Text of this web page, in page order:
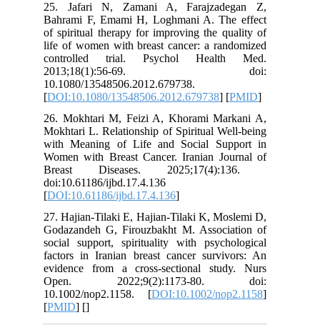
25. Jafari N, Zamani A, Farajzadegan Z,
Bahrami F, Emami H, Loghmani A. The effect
of spiritual therapy for improving the quality of
life of women with breast cancer: a randomized
controlled trial. Psychol Health Med.
2013;18(1):56-69. doi:
10.1080/13548506.2012.679738.
[DOI:10.1080/13548506.2012.679738] [PMID
26. Mokhtari M, Feizi A, Khorami Markani A,
Mokhtari L. Relationship of Spiritual Well-being
with Meaning of Life and Social Support in
Women with Breast Cancer. Iranian Journal of
Breast Diseases. 2025;17(4):136. ‎
doi:10.61186/ijbd.17.4.136
[DOI:10.61186/ijbd.17.4.136
27. Hajian-Tilaki E, Hajian-Tilaki K, Moslemi D,
Godazandeh G, Firouzbakht M. Association of
social support, spirituality with psychological
factors in Iranian breast cancer survivors: An
evidence from a cross-sectional study. Nurs
Open. 2022;9(2):1173-80. doi:
10.1002/nop2.1158. [DOI:10.1002/nop2.1158
[PMID] [